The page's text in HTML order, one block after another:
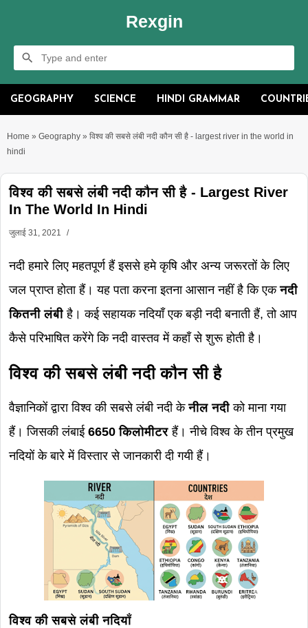
Rexgin
GEOGRAPHY SCIENCE HINDI GRAMMAR
Home » Geography » विश्व की सबसे लंबी नदी कौन सी है - largest river in the world in
hindi
विश्व की सबसे लंबी नदी कौन सी है - Largest River
In The World In Hindi
जुलाई 31, 2021
नदी हमारे लिए महतपूर्ण हैं इससे हमे कृषि और अन्य जरूरतों के लिए
जल प्राप्त होता हैं। यह पता करना इतना आसान नहीं है कि एकनदी
कितनी लंबी है। कई सहायक नदियाँ एक बड़ी नदी बनाती हैं, तो आप
कैसे परिभाषित करेंगे कि नदी वास्तव में कहाँ से शुरू होती है।
विश्व की सबसे लंबी नदी कौन सी है
वैज्ञानिकों द्वारा विश्व की सबसे लंबी नदी केनील नदी को माना गया
हैं। जिसकी लंबाई 6650 किलोमीटर हैं। नीचे विश्व के तीन प्रमुख
नदियों के बारे में विस्तार से जानकारी दी गयी हैं।
विश्व की सबसे लंबी नदियाँ